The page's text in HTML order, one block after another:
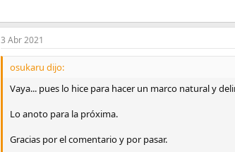
3 Abr 2021
osukaru dijo:
Vaya... pues lo hice para hacer un marco natural y
Lo anoto para la próxima.
Gracias por el comentario y por pasar.